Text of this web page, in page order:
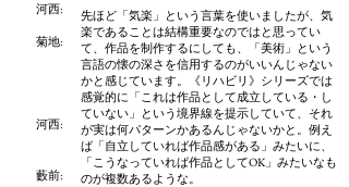
先ほど「気楽」という言葉を使いましたが、気
楽であることは結構重要なのではと思ってい
て、作品を制作するにしても、「美術」という
言語の懐の深さを信用するのがいいんじゃない
かと感じています。《リハビリ》シリーズでは
感覚的に「これは作品として成立している・し
ていない」という境界線を提示していて、それ
が実は何パターンかあるんじゃないかと。例え
ば「自立していれば作品感がある」みたいに、
「こうなっていれば作品としてOK」みたいなも
のが複数あるような。
河西:
菊地:
河西:
藪前: